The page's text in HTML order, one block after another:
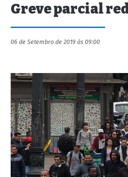
Greve parcial
06 de Setembro de 2019 às 09:00